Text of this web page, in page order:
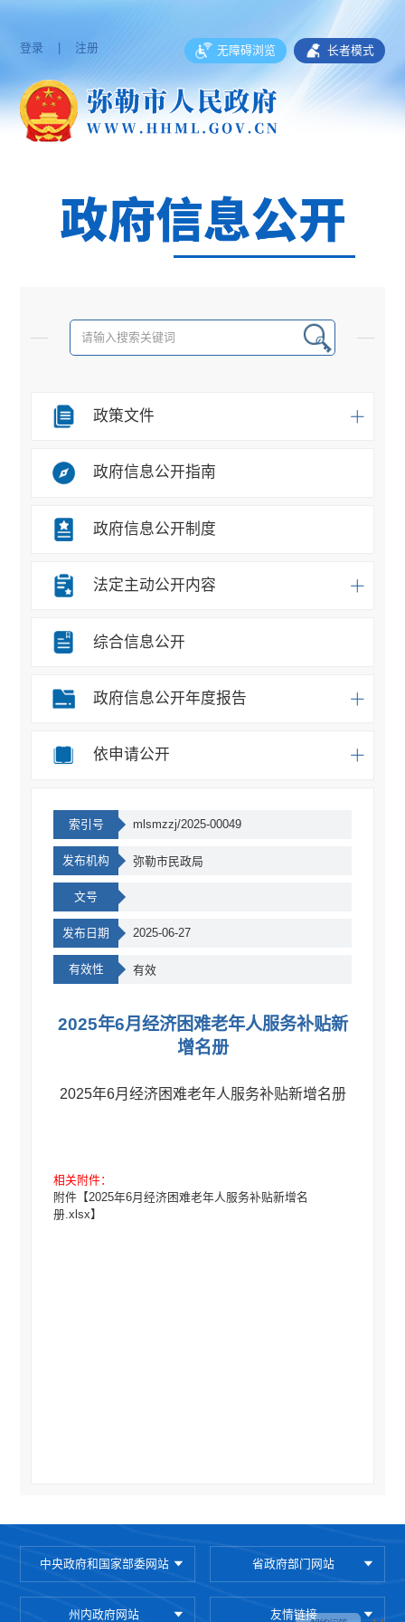
登录 | 注册 无障碍浏览 长者模式
政策文件
政府信息公开指南
政府信息公开制度
法定主动公开内容
综合信息公开
政府信息公开年度报告
依申请公开
索引号 mlsmzzj/2025-00049
发布机构 弥勒市民政局
文号
发布日期 2025-06-27
有效性 有效
2025年6月经济困难老年人服务补贴新
增名册
2025年6月经济困难老年人服务补贴新增名册
相关附件：
附件【2025年6月经济困难老年人服务补贴新增名
册.xlsx】
中央政府和国家部委网站 省政府部门网站
州内政府网站 友情链接